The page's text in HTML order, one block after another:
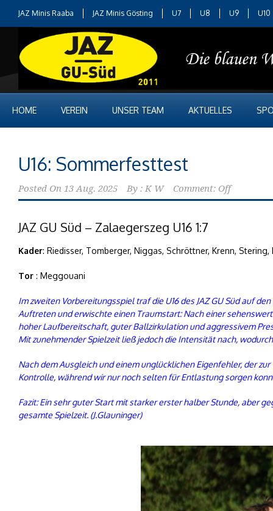
JAZ Minis Raaba JAZ Minis Gösting U7 U8 U9 U10
HOME VEREIN UNSER TEAM AKTUELLES
U16: Sommerfesttest
Posted On 13 Aug. 2025 By : K W Comment: Off
JAZ GU Süd – Zalaegerszeg U16 1:7
Kader: Riedisser, Tomberger, Niggas, Schröttner, Krenn,
Tor : Meggouani
Im zweiten Vorbereitungsspiel traf die U16 des JAZ GU Süd auf
Auftreten und erwischte einen Traumstart: Nach einer
hoher Laufbereitschaft, guter Ballzirkulation und aggressivem
Mit zunehmender Spielzeit ließ jedoch die Intensität nach,
Nach dem Ausgleich und einem unglücklichen Eigenfehler, der
Kontrolle, während wir nur noch selten für Entlastung sorgen
Fazit: Ein sehr guter Start mit starker erster halber Stunde, aber
gesamte Spielzeit. (J.Glauninger)